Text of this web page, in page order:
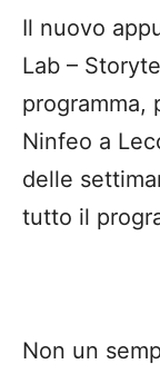
Il nuovo
Lab –
programma,
Ninfeo a
delle
tutto il
Non un